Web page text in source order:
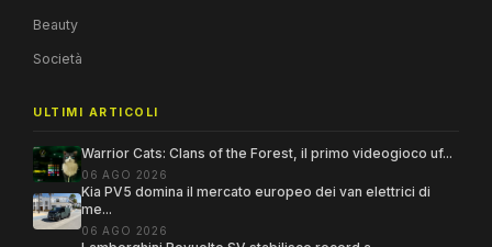
Beauty
Società
ULTIMI ARTICOLI
Warrior Cats: Clans of the Forest, il primo videogioco uf...
06 AGO 2026
Kia PV5 domina il mercato europeo dei van elettrici di
me...
06 AGO 2026